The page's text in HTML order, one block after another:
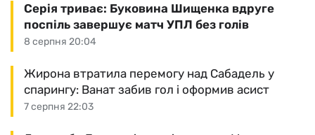
8 серпня 20:04
Серія триває: Буковина Шищенка вдруге
поспіль завершує матч УПЛ без голів
7 серпня 22:03
Жирона втратила перемогу над Сабадель у
спарингу: Ванат забив гол і оформив асист